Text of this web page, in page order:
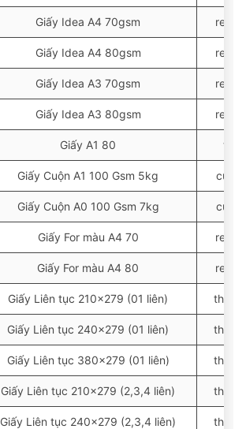
Giấy Idea A4 70gsm ream
Giấy Idea A4 80gsm ream
Giấy Idea A3 70gsm ream
Giấy Idea A3 80gsm ream
Giấy A1 80 tờ
Giấy Cuộn A1 100 Gsm 5kg cuộn
Giấy Cuộn A0 100 Gsm 7kg cuộn
Giấy For màu A4 70 ream
Giấy For màu A4 80 ream
Giấy Liên tục 210×279 (01 liên) thùng
Giấy Liên tục 240×279 (01 liên) thùng
Giấy Liên tục 380×279 (01 liên) thùng
Giấy Liên tục 210×279 (2,3,4 liên) thùng
Giấy Liên tục 240×279 (2,3,4 liên) thùng